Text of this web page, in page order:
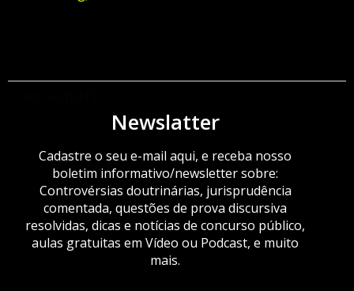
Newslatter
Cadastre o seu e-mail aqui, e receba nosso
boletim informativo/newsletter sobre:
Controvérsias doutrinárias, jurisprudência
comentada, questões de prova discursiva
resolvidas, dicas e notícias de concurso público,
aulas gratuitas em Vídeo ou Podcast, e muito
mais.